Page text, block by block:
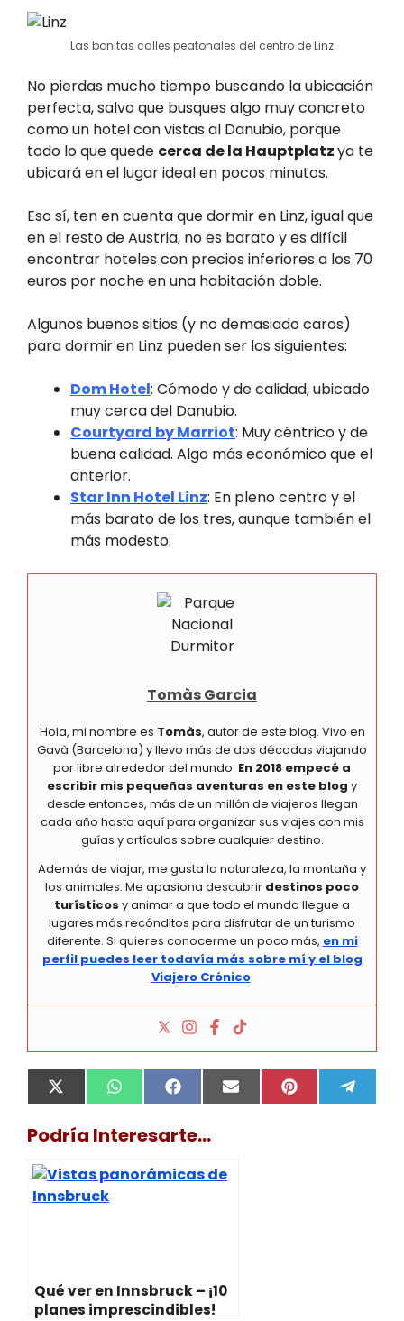
Las bonitas calles peatonales del centro de Linz
No pierdas mucho tiempo buscando la ubicación
perfecta, salvo que busques algo muy concreto
como un hotel con vistas al Danubio, porque
todo lo que quede cerca de la Hauptplatzya te
ubicará en el lugar ideal en pocos minutos.
Eso sí, ten en cuenta que dormir en Linz, igual que
en el resto de Austria, no es barato y es difícil
encontrar hoteles con precios inferiores a los 70
euros por noche en una habitación doble.
Algunos buenos sitios (y no demasiado caros)
para dormir en Linz pueden ser los siguientes:
Dom Hotel: Cómodo y de calidad, ubicado
muy cerca del Danubio.
Courtyard by Marriot: Muy céntrico y de
buena calidad. Algo más económico que el
anterior.
Star Inn Hotel Linz: En pleno centro y el
más barato de los tres, aunque también el
más modesto.
Tomàs Garcia
Hola, mi nombre es Tomàs, autor de este blog. Vivo en
Gavà (Barcelona) y llevo más de dos décadas viajando
por libre alrededor del mundo. En 2018 empecé a
escribir mis pequeñas aventuras en este blog y
desde entonces, más de un millón de viajeros llegan
cada año hasta aquí para organizar sus viajes con mis
guías y artículos sobre cualquier destino.
Además de viajar, me gusta la naturaleza, la montaña y
los animales. Me apasiona descubrir destinos poco
turísticos y animar a que todo el mundo llegue a
lugares más recónditos para disfrutar de un turismo
diferente. Si quieres conocerme un poco más, en mi
perfil puedes leer todavía más sobre mí y el blog
Viajero Crónico.
Compartir
en
X
(
w
t
e
r
Compartir
en
W
h
t
p
Compartir
en
F
a
e
o
Compartir
en
E
m
Compartir
en
P
i en
e
Podría Interesarte...
Qué ver en Innsbruck – ¡10
planes imprescindibles!